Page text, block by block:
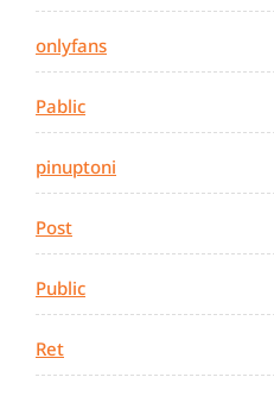
onlyfans
Pablic
pinuptoni
Post
Public
Ret